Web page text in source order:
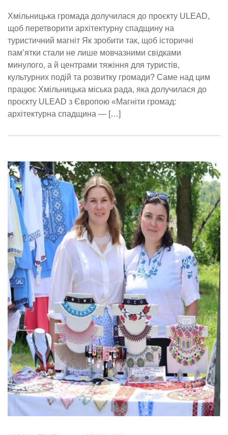
Хмільницька громада долучилася до проєкту ULEAD,
щоб перетворити архітектурну спадщину на
туристичний магніт Як зробити так, щоб історичні
пам’ятки стали не лише мовчазними свідками
минулого, а й центрами тяжіння для туристів,
культурних подій та розвитку громади? Саме над цим
працює Хмільницька міська рада, яка долучилася до
проєкту ULEAD з Європою «Магніти громад:
архітектурна спадщина — […]